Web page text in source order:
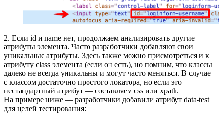
2. Если id и name нет, продолжаем анализировать другие
атрибуты элемента. Часто разработчики добавляют свои
уникальные атрибуты. Здесь также можно присмотреться и к
атрибуту class элемента (если он есть), но помним, что классы
далеко не всегда уникальны и могут часто меняться. В случае
с классом достаточно простого локатора, но если это
нестандартный атрибут — составляем css или xpath.
На примере ниже — разработчики добавили атрибут data-test
для целей тестирования: